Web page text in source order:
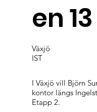
en
Växjö
I Växjö vill Björn
kontor längs
Etapp 2.
IST